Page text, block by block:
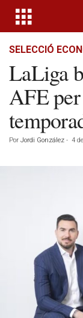
SELECCIÓ
LaLiga
AFE per
Por Jordi González - 4